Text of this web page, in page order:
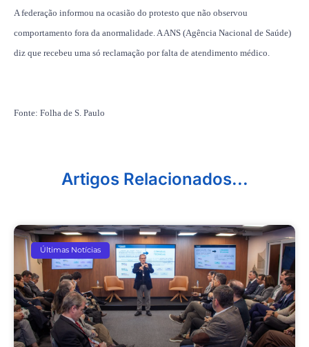
A federação informou na ocasião do protesto que não observou
comportamento fora da anormalidade. A ANS (Agência Nacional de Saúde)
diz que recebeu uma só reclamação por falta de atendimento médico.
Fonte: Folha de S. Paulo
Artigos Relacionados...
Últimas Notícias